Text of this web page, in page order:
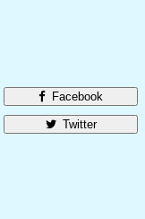
Facebook
Twitter